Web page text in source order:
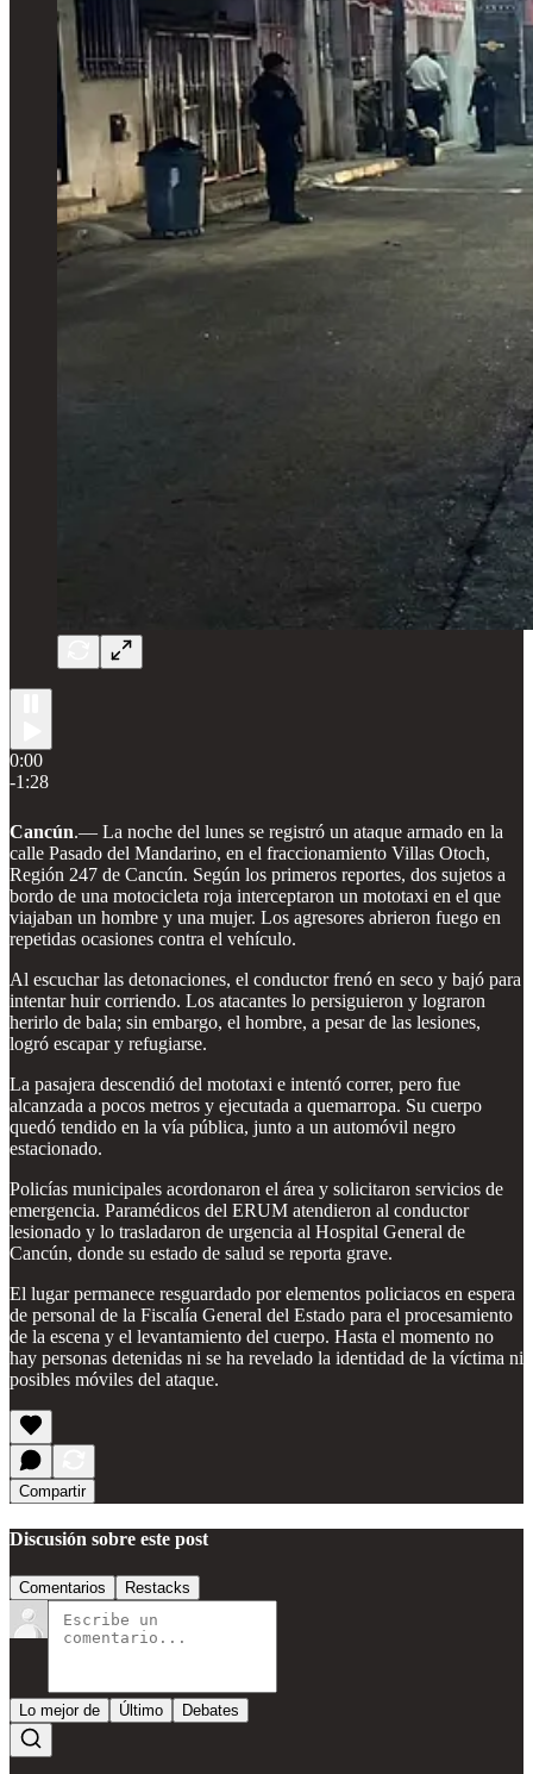
0:00
-1:28
Cancún.— La noche del lunes se registró un ataque armado en la
calle Pasado del Mandarino, en el fraccionamiento Villas Otoch,
Región 247 de Cancún. Según los primeros reportes, dos sujetos a
bordo de una motocicleta roja interceptaron un mototaxi en el que
viajaban un hombre y una mujer. Los agresores abrieron fuego en
repetidas ocasiones contra el vehículo.
Al escuchar las detonaciones, el conductor frenó en seco y bajó para
intentar huir corriendo. Los atacantes lo persiguieron y lograron
herirlo de bala; sin embargo, el hombre, a pesar de las lesiones,
logró escapar y refugiarse.
La pasajera descendió del mototaxi e intentó correr, pero fue
alcanzada a pocos metros y ejecutada a quemarropa. Su cuerpo
quedó tendido en la vía pública, junto a un automóvil negro
estacionado.
Policías municipales acordonaron el área y solicitaron servicios de
emergencia. Paramédicos del ERUM atendieron al conductor
lesionado y lo trasladaron de urgencia al Hospital General de
Cancún, donde su estado de salud se reporta grave.
El lugar permanece resguardado por elementos policiacos en espera
de personal de la Fiscalía General del Estado para el procesamiento
de la escena y el levantamiento del cuerpo. Hasta el momento no
hay personas detenidas ni se ha revelado la identidad de la víctima ni
posibles móviles del ataque.
Compartir
Discusión sobre este post
Comentarios Restacks
Lo mejor de Último Debates